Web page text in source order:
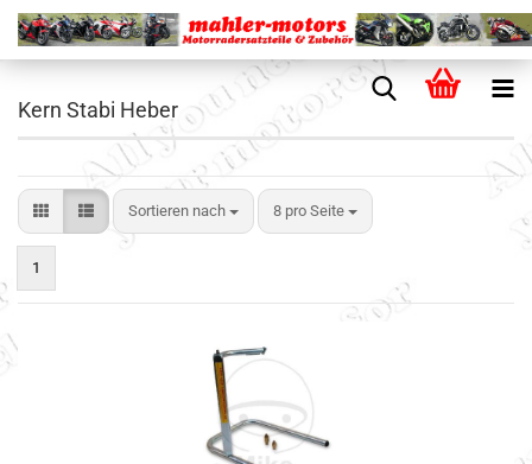
Kern Stabi Heber
Sortieren nach 8 pro Seite
1